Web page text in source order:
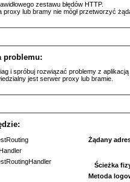
zestawu błędów HTTP.
proxy lub bramy nie mógł przetworzyć
problemu:
i spróbuj rozwiązać problemy z
jest serwer proxy lub bramie.
Żądany
Ścieżka
Metoda